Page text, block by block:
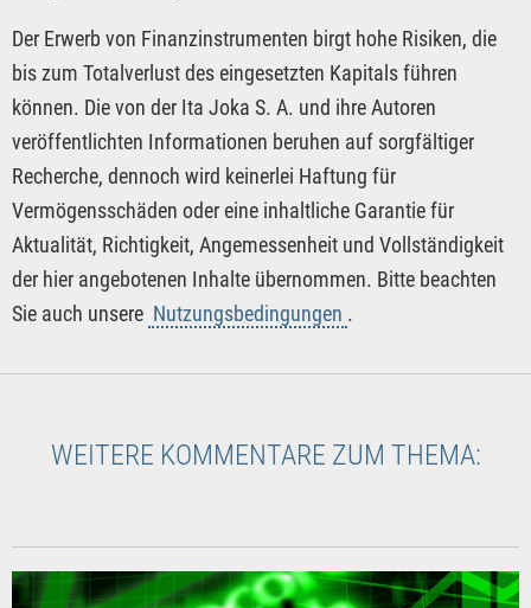
Der Erwerb von Finanzinstrumenten birgt hohe Risiken, die
bis zum Totalverlust des eingesetzten Kapitals führen
können. Die von der Ita Joka S. A. und ihre Autoren
veröffentlichten Informationen beruhen auf sorgfältiger
Recherche, dennoch wird keinerlei Haftung für
Vermögensschäden oder eine inhaltliche Garantie für
Aktualität, Richtigkeit, Angemessenheit und Vollständigkeit
der hier angebotenen Inhalte übernommen. Bitte beachten
Sie auch unsere Nutzungsbedingungen .
WEITERE KOMMENTARE ZUM THEMA: